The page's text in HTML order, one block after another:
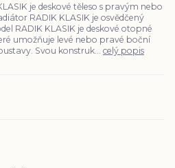
je deskové těleso s pravým nebo
RADIK KLASIK je osvědčený
RADIK KLASIK je deskové otopné
umožňuje levé nebo pravé boční
Svou konstruk... celý popis